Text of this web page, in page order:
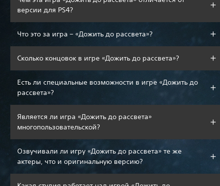
версии для PS4?
Что это за игра – «Дожить до рассвета»?
Сколько концовок в игре «Дожить до рассвета»?
Есть ли специальные возможности в игре «Дожить до
рассвета»?
Является ли игра «Дожить до рассвета»
многопользовательской?
Озвучивали ли игру «Дожить до рассвета» те же
актеры, что и оригинальную версию?